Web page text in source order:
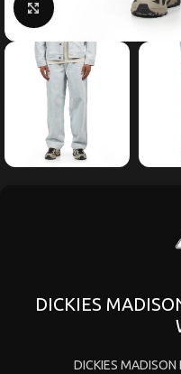
Κάντε κλικ για
DICKIES
DICKIES MADISON